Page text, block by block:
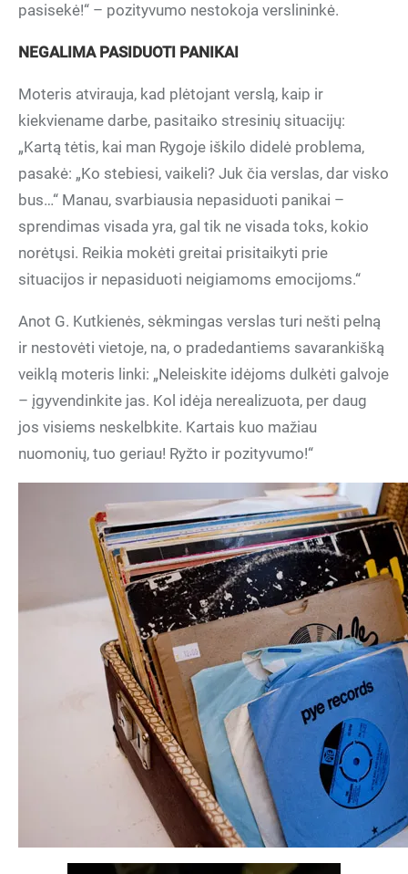
pasisekė!“ – pozityvumo nestokoja verslininkė.
NEGALIMA PASIDUOTI PANIKAI
Moteris atvirauja, kad plėtojant verslą, kaip ir
kiekviename darbe, pasitaiko stresinių situacijų:
„Kartą tėtis, kai man Rygoje iškilo didelė problema,
pasakė: „Ko stebiesi, vaikeli? Juk čia verslas, dar visko
bus…“ Manau, svarbiausia nepasiduoti panikai –
sprendimas visada yra, gal tik ne visada toks, kokio
norėtųsi. Reikia mokėti greitai prisitaikyti prie
situacijos ir nepasiduoti neigiamoms emocijoms.“
Anot G. Kutkienės, sėkmingas verslas turi nešti pelną
ir nestovėti vietoje, na, o pradedantiems savarankišką
veiklą moteris linki: „Neleiskite idėjoms dulkėti galvoje
– įgyvendinkite jas. Kol idėja nerealizuota, per daug
jos visiems neskelbkite. Kartais kuo mažiau
nuomonių, tuo geriau! Ryžto ir pozityvumo!“